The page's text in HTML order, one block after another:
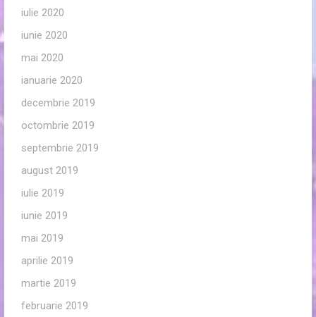
iulie 2020
iunie 2020
mai 2020
ianuarie 2020
decembrie 2019
octombrie 2019
septembrie 2019
august 2019
iulie 2019
iunie 2019
mai 2019
aprilie 2019
martie 2019
februarie 2019